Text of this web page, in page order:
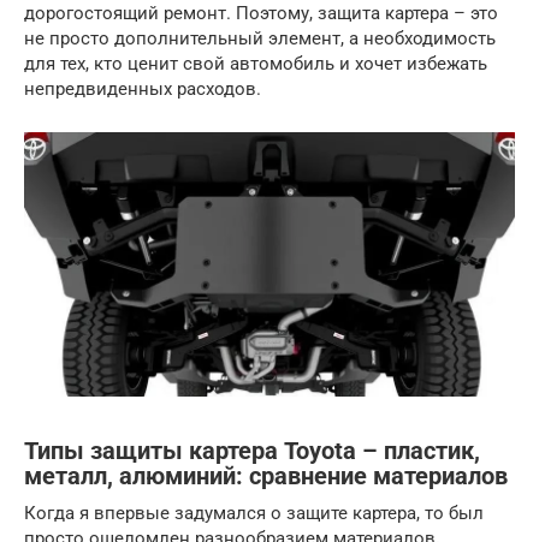
дорогостоящий ремонт. Поэтому, защита картера – это
не просто дополнительный элемент, а необходимость
для тех, кто ценит свой автомобиль и хочет избежать
непредвиденных расходов.
Типы защиты картера Toyota – пластик,
металл, алюминий: сравнение материалов
Когда я впервые задумался о защите картера, то был